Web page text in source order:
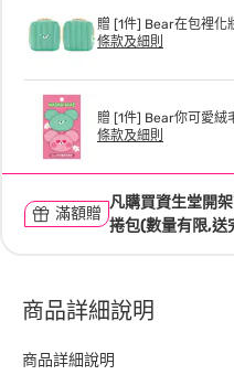
贈 [1件] Bear在包裡化
條款及細則
贈 [1件] Bear你可愛絨
條款及細則
滿額贈
凡購買資生堂開
捲包(數量有限,送
商品詳細說明
商品詳細說明